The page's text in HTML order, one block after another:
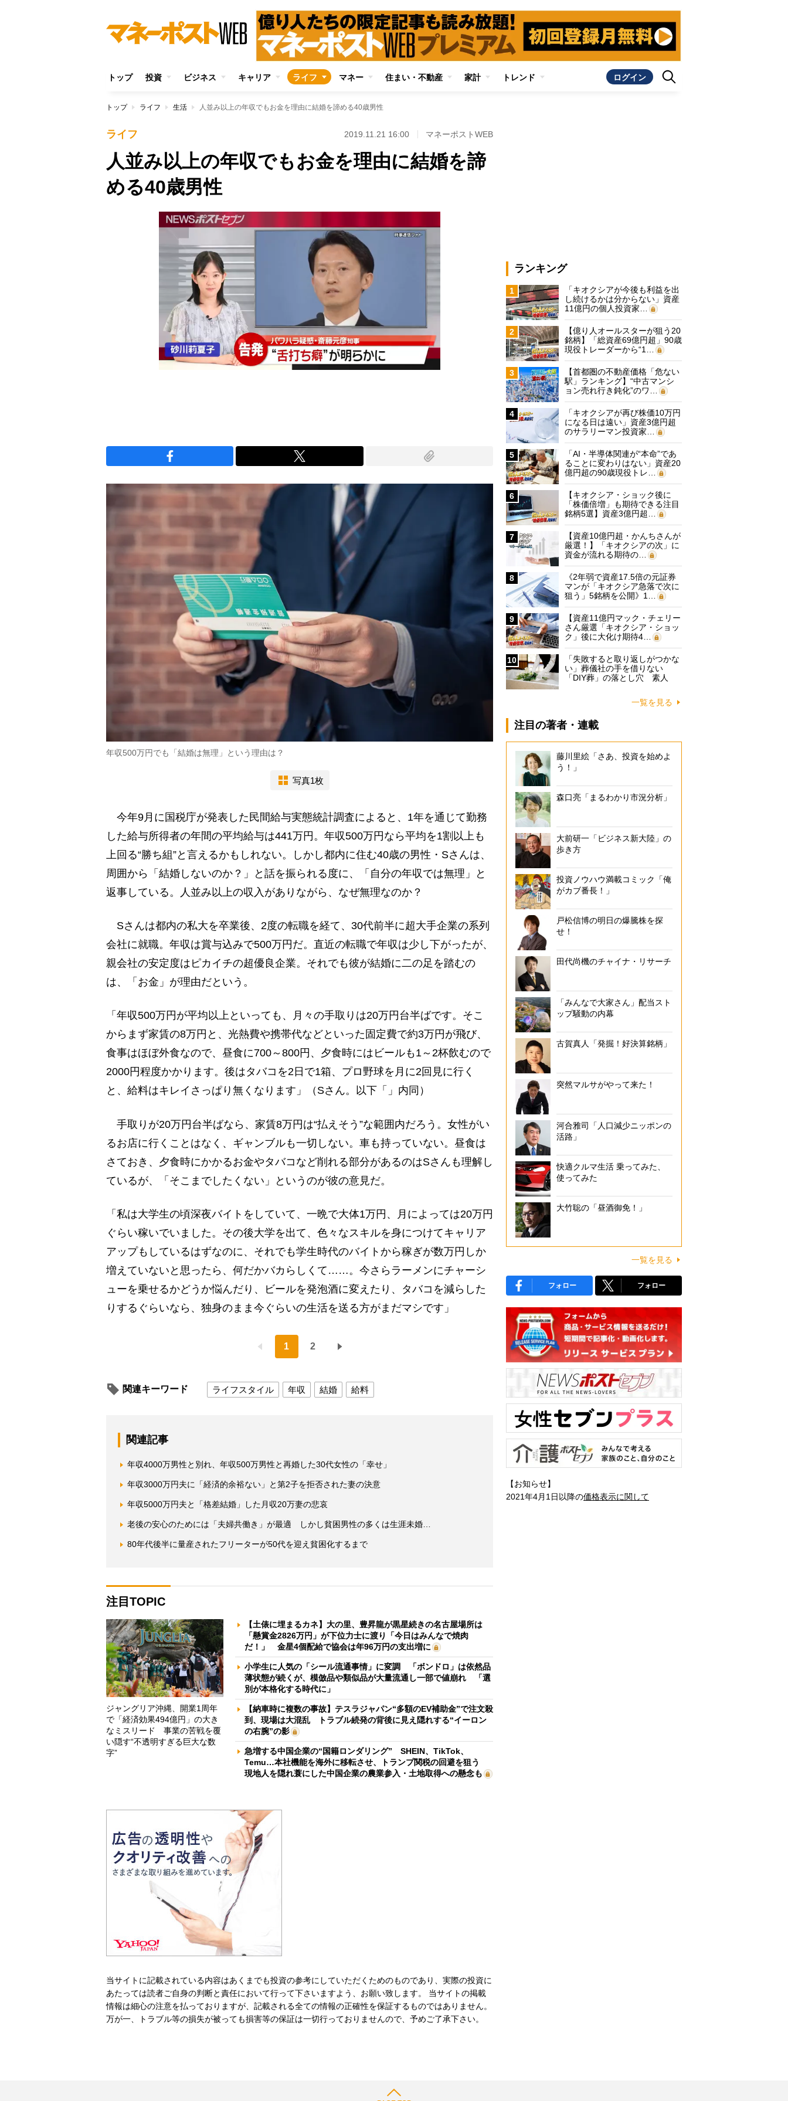
トップ 投資 ビジネス キャリア ライフ マネー 住まい・不動産 家計 トレンド ログイン
トップ ライフ 生活 人並み以上の年収でもお金を理由に結婚を諦める40歳男性
ライフ 2019.11.21 16:00 マネーポストWEB
人並み以上の年収でもお金を理由に結婚を諦
める40歳男性
年収500万円でも「結婚は無理」という理由は？
写真1枚
今年9月に国税庁が発表した民間給与実態統計調査によると、1年を通じて勤務
した給与所得者の年間の平均給与は441万円。年収500万円なら平均を1割以上も
上回る“勝ち組”と言えるかもしれない。しかし都内に住む40歳の男性・Sさんは、
周囲から「結婚しないのか？」と話を振られる度に、「自分の年収では無理」と
返事している。人並み以上の収入がありながら、なぜ無理なのか？
Sさんは都内の私大を卒業後、2度の転職を経て、30代前半に超大手企業の系列
会社に就職。年収は賞与込みで500万円だ。直近の転職で年収は少し下がったが、
親会社の安定度はピカイチの超優良企業。それでも彼が結婚に二の足を踏むの
は、「お金」が理由だという。
「年収500万円が平均以上といっても、月々の手取りは20万円台半ばです。そこ
からまず家賃の8万円と、光熱費や携帯代などといった固定費で約3万円が飛び、
食事はほぼ外食なので、昼食に700～800円、夕食時にはビールも1～2杯飲むので
2000円程度かかります。後はタバコを2日で1箱、プロ野球を月に2回見に行く
と、給料はキレイさっぱり無くなります」（Sさん。以下「」内同）
手取りが20万円台半ばなら、家賃8万円は“払えそう”な範囲内だろう。女性がい
るお店に行くことはなく、ギャンブルも一切しない。車も持っていない。昼食は
さておき、夕食時にかかるお金やタバコなど削れる部分があるのはSさんも理解し
ているが、「そこまでしたくない」というのが彼の意見だ。
「私は大学生の頃深夜バイトをしていて、一晩で大体1万円、月によっては20万円
ぐらい稼いでいました。その後大学を出て、色々なスキルを身につけてキャリア
アップもしているはずなのに、それでも学生時代のバイトから稼ぎが数万円しか
増えていないと思ったら、何だかバカらしくて……。今さらラーメンにチャーシ
ューを乗せるかどうか悩んだり、ビールを発泡酒に変えたり、タバコを減らした
りするぐらいなら、独身のまま今ぐらいの生活を送る方がまだマシです」
1 2
関連キーワード ライフスタイル 年収 結婚 給料
関連記事
年収4000万男性と別れ、年収500万男性と再婚した30代女性の「幸せ」
年収3000万円夫に「経済的余裕ない」と第2子を拒否された妻の決意
年収5000万円夫と「格差結婚」した月収20万妻の悲哀
老後の安心のためには「夫婦共働き」が最適 しかし貧困男性の多くは生涯未婚…
80年代後半に量産されたフリーターが50代を迎え貧困化するまで
注目TOPIC
ジャングリア沖縄、開業1周年
で「経済効果494億円」の大き
なミスリード 事業の苦戦を覆
い隠す“不透明すぎる巨大な数
字”
【土俵に埋まるカネ】大の里、豊昇龍が黒星続きの名古屋場所は
「懸賞金2826万円」が下位力士に渡り「今日はみんなで焼肉
だ！」 金星4個配給で協会は年96万円の支出増に
小学生に人気の「シール流通事情」に変調 「ボンドロ」は依然品
薄状態が続くが、模倣品や類似品が大量流通し一部で値崩れ 「選
別が本格化する時代に」
【納車時に複数の事故】テスラジャパン“多額のEV補助金”で注文殺
到、現場は大混乱 トラブル続発の背後に見え隠れする“イーロン
の右腕”の影
急増する中国企業の“国籍ロンダリング” SHEIN、TikTok、
Temu…本社機能を海外に移転させ、トランプ関税の回避を狙う
現地人を隠れ蓑にした中国企業の農業参入・土地取得への懸念も
当サイトに記載されている内容はあくまでも投資の参考にしていただくためのものであり、実際の投資に
あたっては読者ご自身の判断と責任において行って下さいますよう、お願い致します。 当サイトの掲載
情報は細心の注意を払っておりますが、記載される全ての情報の正確性を保証するものではありません。
万が一、トラブル等の損失が被っても損害等の保証は一切行っておりませんので、予めご了承下さい。
ランキング
1
「キオクシアが今後も利益を出
し続けるかは分からない」資産
11億円の個人投資家…
2
【億り人オールスターが狙う20
銘柄】「総資産69億円超」90歳
現役トレーダーから“1…
3
【首都圏の不動産価格「危ない
駅」ランキング】“中古マンシ
ョン売れ行き鈍化”のワ…
4
「キオクシアが再び株価10万円
になる日は遠い」資産3億円超
のサラリーマン投資家…
5
「AI・半導体関連が“本命”であ
ることに変わりはない」資産20
億円超の90歳現役トレ…
6
【キオクシア・ショック後に
「株価倍増」も期待できる注目
銘柄5選】資産3億円超…
7
【資産10億円超・かんちさんが
厳選！】「キオクシアの次」に
資金が流れる期待の…
8
《2年弱で資産17.5倍の元証券
マンが「キオクシア急落で次に
狙う」5銘柄を公開》1…
9
【資産11億円マック・チェリー
さん厳選「キオクシア・ショッ
ク」後に大化け期待4…
10
「失敗すると取り返しがつかな
い」葬儀社の手を借りない
「DIY葬」の落とし穴 素人
一覧を見る
注目の著者・連載
藤川里絵「さあ、投資を始めよ
う！」
森口亮「まるわかり市況分析」
大前研一「ビジネス新大陸」の
歩き方
投資ノウハウ満載コミック「俺
がカブ番長！」
戸松信博の明日の爆騰株を探
せ！
田代尚機のチャイナ・リサーチ
「みんなで大家さん」配当スト
ップ騒動の内幕
古賀真人「発掘！好決算銘柄」
突然マルサがやって来た！
河合雅司「人口減少ニッポンの
活路」
快適クルマ生活 乗ってみた、
使ってみた
大竹聡の「昼酒御免！」
一覧を見る
フォロー フォロー
【お知らせ】
2021年4月1日以降の価格表示に関して